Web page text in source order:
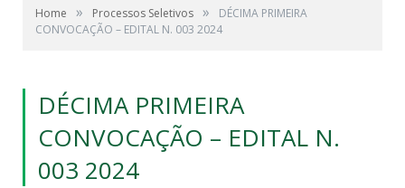
Home » Processos Seletivos »
DÉCIMA PRIMEIRA
CONVOCAÇÃO – EDITAL N. 003 2024
DÉCIMA PRIMEIRA
CONVOCAÇÃO – EDITAL N.
003 2024